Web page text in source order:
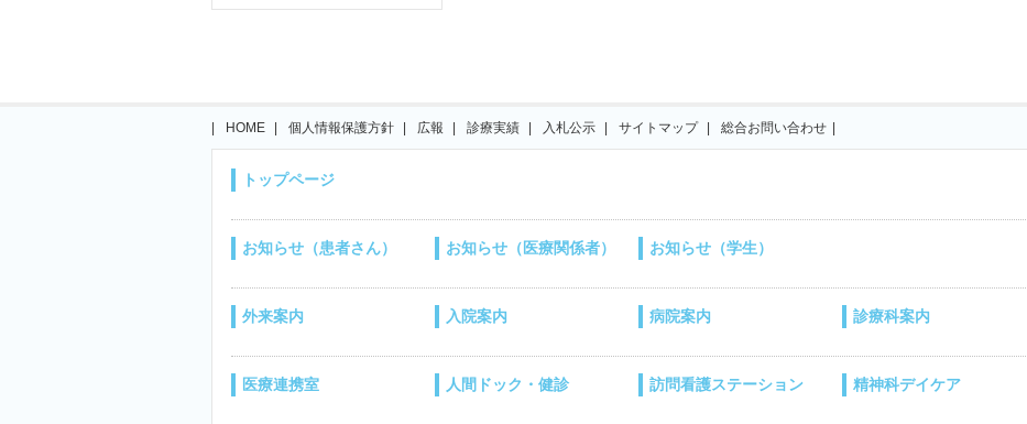
HOME 個人情報保護方針 広報 診療実績 入札公示 サイトマップ 総合お問い合わせ
トップページ
お知らせ（患者さん） お知らせ（医療関係者） お知らせ（学生）
外来案内 入院案内 病院案内 診療科案内
医療連携室 人間ドック・健診 訪問看護ステーション 精神科デイケア